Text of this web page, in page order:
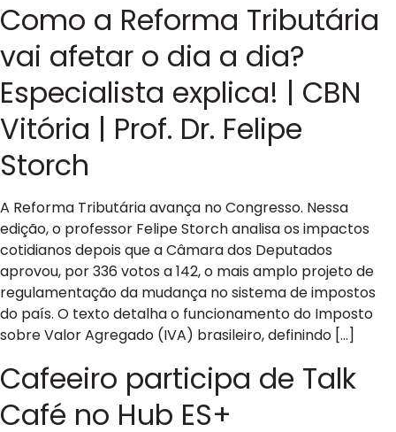
Como a Reforma Tributária
vai afetar o dia a dia?
Especialista explica! | CBN
Vitória | Prof. Dr. Felipe
Storch
A Reforma Tributária avança no Congresso. Nessa
edição, o professor Felipe Storch analisa os impactos
cotidianos depois que a Câmara dos Deputados
aprovou, por 336 votos a 142, o mais amplo projeto de
regulamentação da mudança no sistema de impostos
do país. O texto detalha o funcionamento do Imposto
sobre Valor Agregado (IVA) brasileiro, definindo […]
Cafeeiro participa de Talk
Café no Hub ES+